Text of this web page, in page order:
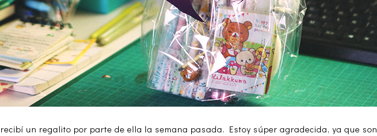
recibí un regalito por parte de ella la semana pasada. Estoy súper agradecida, ya que son